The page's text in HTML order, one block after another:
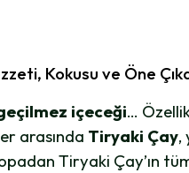
Kokusu ve Öne
içeceği…
arasında Tiryaki Çay,
Tiryaki Çay’ın